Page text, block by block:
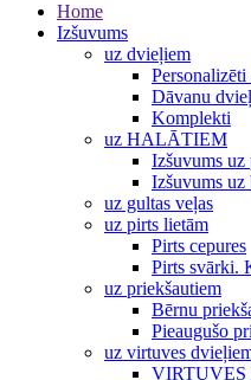
Home
Izšuvums
uz dvieļiem
Dāvanu
Komplekti
uz HALĀTIEM
Izšuvums uz
Izšuvums uz
uz gultas veļas
uz pirts lietām
Pirts cepures
Pirts svārki.
uz priekšautiem
Bērnu
Pieaugušo
uz virtuves